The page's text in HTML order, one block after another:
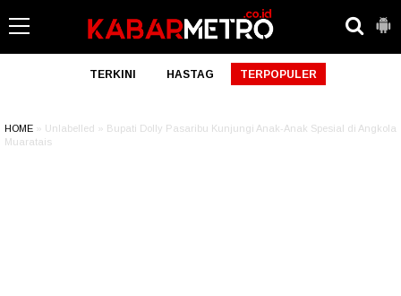
TERKINI HASTAG TERPOPULER
HOME » Unlabelled » Bupati Dolly Pasaribu Kunjungi Anak-Anak Spesial di Angkola
Muaratais